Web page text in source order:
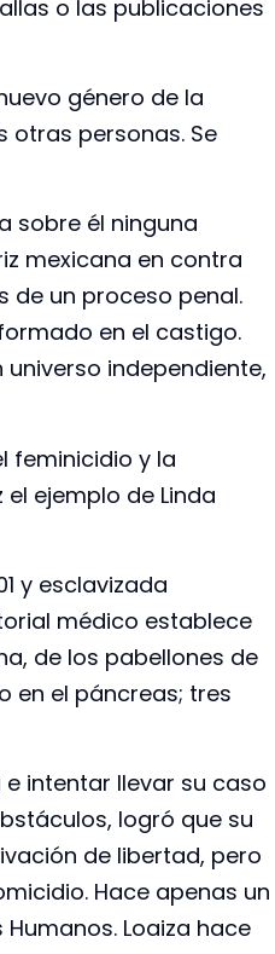
o las publicaciones
género de la
otras personas. Se
sobre él ninguna
mexicana en contra
de un proceso penal.
en el castigo.
independiente,
feminicidio y la
ejemplo de Linda
y esclavizada
médico establece
de los pabellones de
en el páncreas; tres
intentar llevar su caso
logró que su
de libertad, pero
Hace apenas un
Loaiza hace